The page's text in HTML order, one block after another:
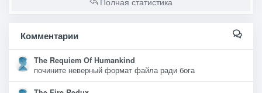
Комментарии
The Requiem Of Humankind
почините неверный формат файла ради бога